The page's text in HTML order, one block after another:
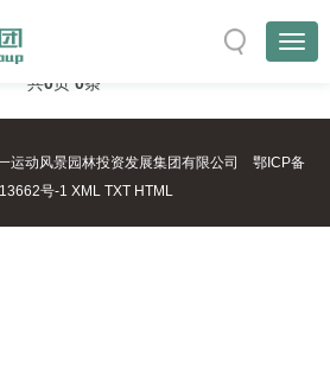
首页
TAG标签
共0页 0条
运动风景园林投资发展集团有限公司 鄂ICP备
号-1 XML TXT HTML